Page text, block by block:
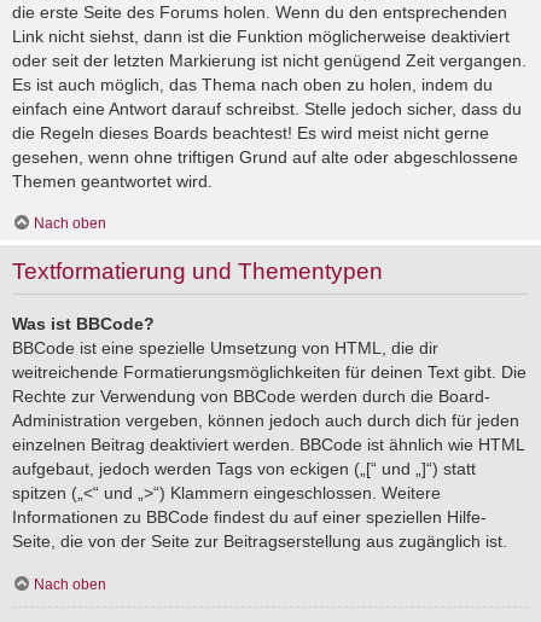
die erste Seite des Forums holen. Wenn du den entsprechenden
Link nicht siehst, dann ist die Funktion möglicherweise deaktiviert
oder seit der letzten Markierung ist nicht genügend Zeit vergangen.
Es ist auch möglich, das Thema nach oben zu holen, indem du
einfach eine Antwort darauf schreibst. Stelle jedoch sicher, dass du
die Regeln dieses Boards beachtest! Es wird meist nicht gerne
gesehen, wenn ohne triftigen Grund auf alte oder abgeschlossene
Themen geantwortet wird.
Nach oben
Textformatierung und Thementypen
Was ist BBCode?
BBCode ist eine spezielle Umsetzung von HTML, die dir
weitreichende Formatierungsmöglichkeiten für deinen Text gibt. Die
Rechte zur Verwendung von BBCode werden durch die Board-
Administration vergeben, können jedoch auch durch dich für jeden
einzelnen Beitrag deaktiviert werden. BBCode ist ähnlich wie HTML
aufgebaut, jedoch werden Tags von eckigen („[“ und „]“) statt
spitzen („<“ und „>“) Klammern eingeschlossen. Weitere
Informationen zu BBCode findest du auf einer speziellen Hilfe-
Seite, die von der Seite zur Beitragserstellung aus zugänglich ist.
Nach oben